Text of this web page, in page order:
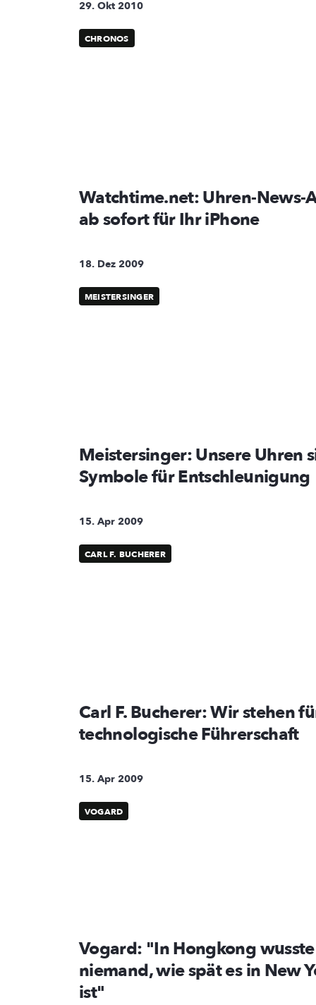
29. Okt 2010
CHRONOS
Watchtime.net: Uhren-News-
ab sofort für Ihr iPhone
18. Dez 2009
MEISTERSINGER
Meistersinger: Unsere Uhren
Symbole für Entschleunigung
15. Apr 2009
CARL F. BUCHERER
Carl F. Bucherer: Wir stehen
technologische Führerschaft
15. Apr 2009
VOGARD
Vogard: "In Hongkong wusste
niemand, wie spät es in New
ist"